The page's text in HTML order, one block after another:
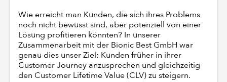
Wie erreicht man Kunden, die sich ihres Problems
noch nicht bewusst sind, aber potenziell von einer
Lösung profitieren könnten? In unserer
Zusammenarbeit mit der Bionic Best GmbH war
genau dies unser Ziel: Kunden früher in ihrer
Customer Journey anzusprechen und gleichzeitig
den Customer Lifetime Value (CLV) zu steigern.